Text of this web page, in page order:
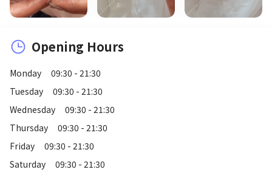
Opening Hours
Monday
09:30 - 21:30
Tuesday
09:30 - 21:30
Wednesday
09:30 - 21:30
Thursday
09:30 - 21:30
Friday
09:30 - 21:30
Saturday
09:30 - 21:30